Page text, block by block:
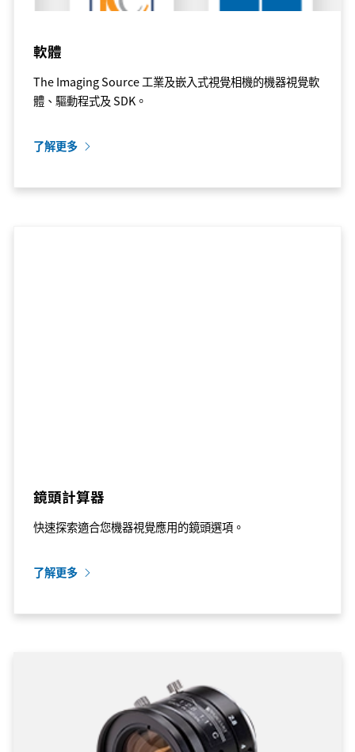
軟體
The Imaging Source 工業及嵌入式視覺相機的機器視覺軟
體、驅動程式及 SDK。
了解更多
鏡頭計算器
快速探索適合您機器視覺應用的鏡頭選項。
了解更多